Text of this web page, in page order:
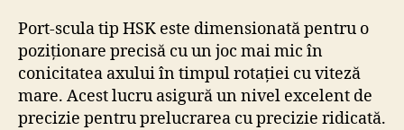
Port-scula tip HSK este dimensionată pentru o
poziționare precisă cu un joc mai mic în
conicitatea axului în timpul rotației cu viteză
mare. Acest lucru asigură un nivel excelent de
precizie pentru prelucrarea cu precizie ridicată.